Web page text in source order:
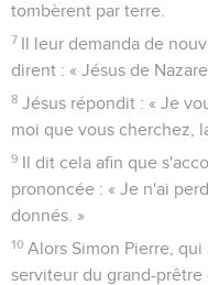
tombèrent par terre.
7 Il leur demanda de
dirent : « Jésus de
8 Jésus répondit : « Je
moi que vous cherchez,
9 Il dit cela afin que
prononcée : « Je n'ai
donnés. »
10 Alors Simon Pierre,
serviteur du grand-